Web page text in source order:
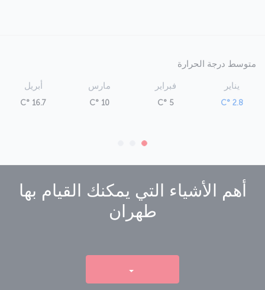
متوسط درجة الحرارة
يناير
2.8 °C
فبراير
5 °C
مارس
10 °C
أبريل
16.7 °C
أهم الأشياء التي يمكنك القيام بها
طهران